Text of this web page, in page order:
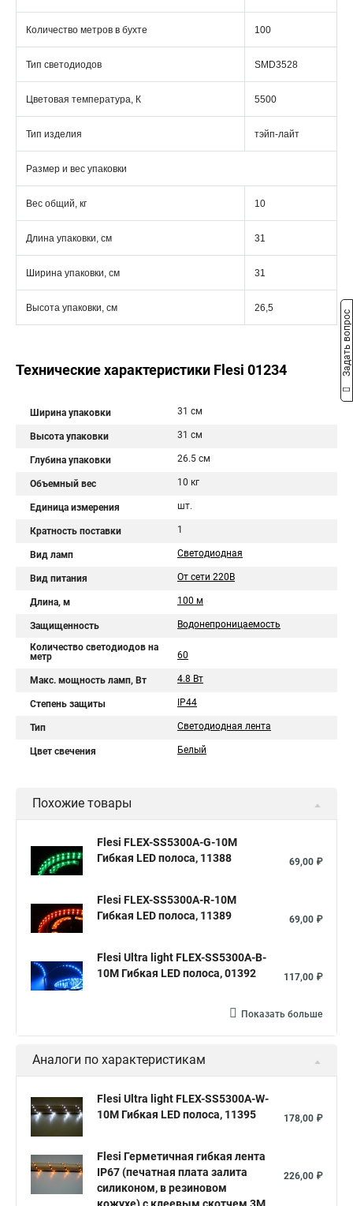
Количество метров в бухте 100
Тип светодиодов SMD3528
Цветовая температура, К 5500
Тип изделия тэйп-лайт
Размер и вес упаковки
Вес общий, кг 10
Длина упаковки, см 31
Ширина упаковки, см 31
Высота упаковки, см 26,5
Технические характеристики Flesi 01234
Ширина упаковки 31 см
Высота упаковки 31 см
Глубина упаковки 26.5 см
Объемный вес 10 кг
Единица измерения шт.
Кратность поставки 1
Вид ламп Светодиодная
Вид питания От сети 220В
Длина, м 100 м
Защищенность Водонепроницаемость
Количество светодиодов на
метр
60
Макс. мощность ламп, Вт 4.8 Вт
Степень защиты IP44
Тип Светодиодная лента
Цвет свечения Белый
Похожие товары
Flesi FLEX-SS5300A-G-10M
Гибкая LED полоса, 11388
69,00 ₽
Flesi FLEX-SS5300A-R-10M
Гибкая LED полоса, 11389
69,00 ₽
Flesi Ultra light FLEX-SS5300A-B-
10M Гибкая LED полоса, 01392
117,00 ₽
Показать больше
Аналоги по характеристикам
Flesi Ultra light FLEX-SS5300A-W-
10M Гибкая LED полоса, 11395
178,00 ₽
Flesi Герметичная гибкая лента
IP67 (печатная плата залита
силиконом, в резиновом
226,00 ₽
Задать вопрос